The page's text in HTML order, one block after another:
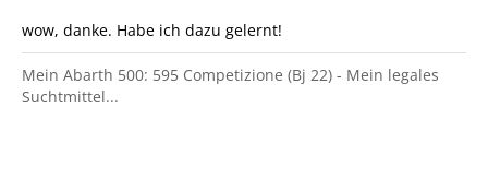
wow, danke. Habe ich dazu gelernt!
Mein Abarth 500: 595 Competizione (Bj 22) - ​Mein legales
Suchtmittel...